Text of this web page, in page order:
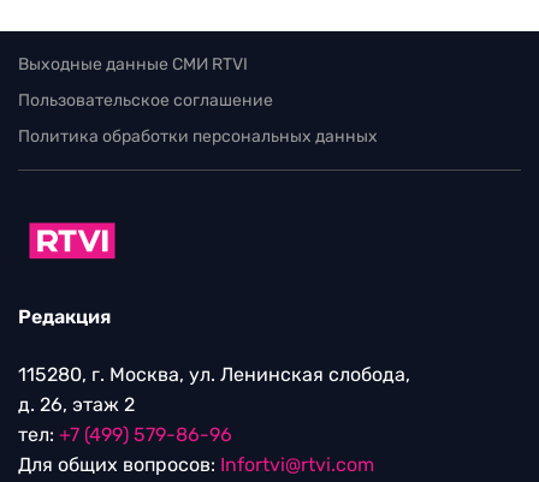
Выходные данные СМИ RTVI
Пользовательское соглашение
Политика обработки персональных данных
Редакция
115280, г. Москва, ул. Ленинская слобода,
д. 26, этаж 2
тел: +7 (499) 579-86-96
Для общих вопросов: Infortvi@rtvi.com